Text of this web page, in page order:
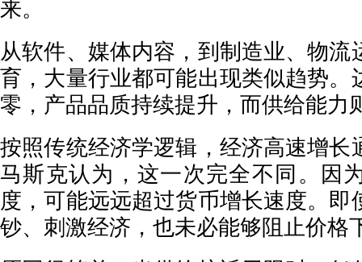
来。
从软件、媒体内容，到制造业、物流
育，大量行业都可能出现类似趋势。
零，产品品质持续提升，而供给能力
按照传统经济学逻辑，经济高速增长
马斯克认为，这一次完全不同。因
度，可能远远超过货币增长速度。即
钞、刺激经济，也未必能够阻止价格